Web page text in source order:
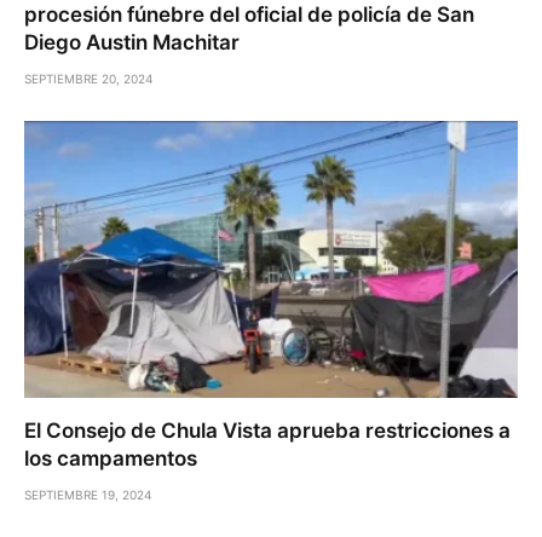
procesión fúnebre del oficial de policía de San
Diego Austin Machitar
SEPTIEMBRE 20, 2024
El Consejo de Chula Vista aprueba restricciones a
los campamentos
SEPTIEMBRE 19, 2024